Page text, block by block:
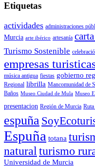
Etiquetas
actividades administraciones
Murcia arte ibérico artesanía
Turismo Sostenible
empresas
música antigua fiestas gobierno
Regional librilla Mancomunidad de
Baños Museo Ciudad de Mula Museo
presentacion Región de Murcia
espuña
Espuña totana
natural turismo
Universidad de Murcia